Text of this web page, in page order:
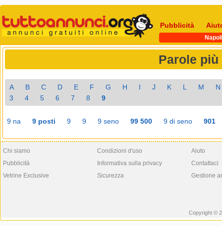
Pubblicità
Napoli
Parole più
A B C D E F G H I J K L M
N
3
4 5 6 7 8 9
9 na 9 posti 9 9 9 seno 99 500 9 di seno 901
Chi siamo
Pubblicità
Vetrine Exclusive
Condizioni d'uso
Informativa sulla privacy
Sicurezza
Aiuto
Contattaci
Gestione
Copyright ©